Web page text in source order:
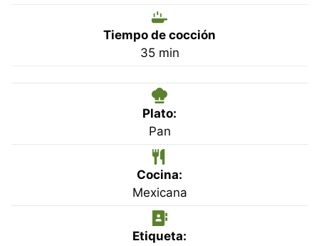
Tiempo de cocción
35minutos
min
Plato:
Pan
Cocina:
Mexicana
Etiqueta: